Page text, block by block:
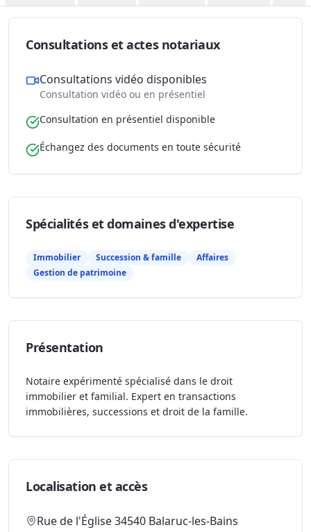
Consultations et actes notariaux
Consultations vidéo disponibles
Consultation vidéo ou en présentiel
Consultation en présentiel disponible
Échangez des documents en toute sécurité
Spécialités et domaines d'expertise
Immobilier Succession & famille
Affaires
Gestion de patrimoine
Présentation
Notaire expérimenté spécialisé dans le droit
immobilier et familial. Expert en transactions
immobilières, successions et droit de la famille.
Localisation et accès
Rue de l'Église 34540 Balaruc-les-Bains